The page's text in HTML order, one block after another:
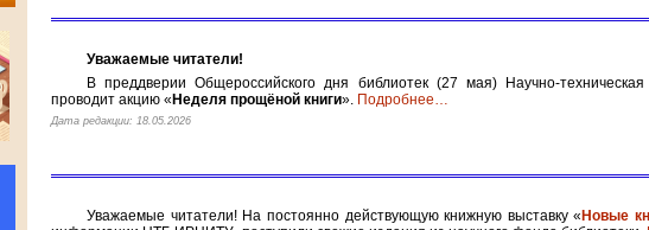
Уважаемые читатели!
В преддверии Общероссийского дня библиотек (27 мая) Научно-
проводит акцию « Неделя прощёной книги». Подробнее…
Дата редакции: 18.05.2026
Уважаемые читатели! На постоянно действующую книжную выставку « Новые